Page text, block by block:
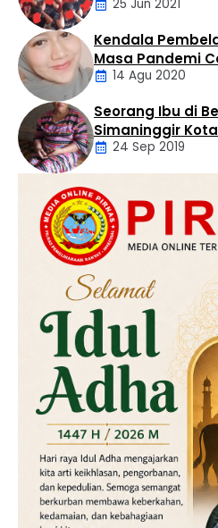
Daerah
Pencabulan
25 Jun 2021
Artikel
Kendala
Masa Pandemi
14 Agu 2020
Daerah
Hukum
Kriminal
Labusel
Seorang Ibu di
Simaninggir
24 Sep 2019